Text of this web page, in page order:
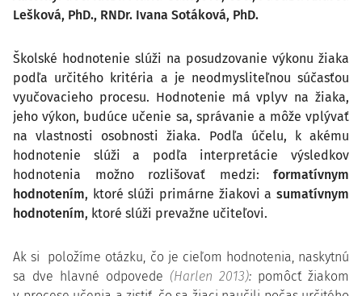
Lešková, PhD., RNDr. Ivana Sotáková, PhD.
Školské hodnotenie slúži na posudzovanie výkonu žiaka
podľa určitého kritéria a je neodmysliteľnou súčasťou
vyučovacieho procesu. Hodnotenie má vplyv na žiaka,
jeho výkon, budúce učenie sa, správanie a môže vplývať
na vlastnosti osobnosti žiaka. Podľa účelu, k akému
hodnotenie slúži a podľa interpretácie výsledkov
hodnotenia možno rozlišovať medzi:
formatívnym
hodnotením, ktoré slúži primárne žiakovi a sumatívnym
hodnotením, ktoré slúži prevažne učiteľovi.
Ak si položíme otázku, čo je cieľom hodnotenia, naskytnú
sa dve hlavné odpovede (Harlen 2013): pomôcť žiakom